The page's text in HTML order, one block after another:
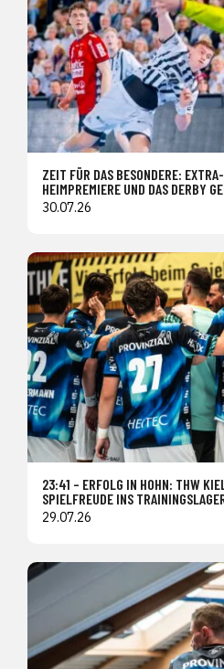
ZEIT FÜR DAS BESONDERE:
HEIMPREMIERE UND DAS DERBY
30.07.26
23:41 – ERFOLG IN HOHN: THW
SPIELFREUDE INS
29.07.26